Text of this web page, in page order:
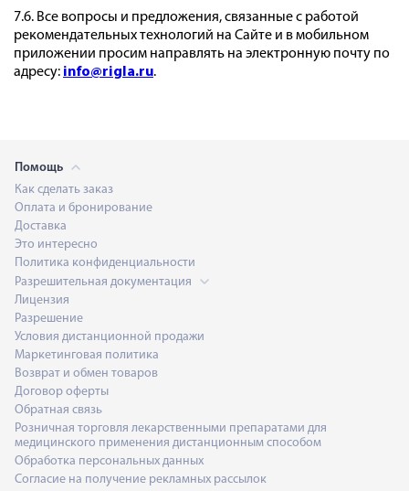
7.6. Все вопросы и предложения, связанные с работой
рекомендательных технологий на Сайте и в мобильном
приложении просим направлять на электронную почту по
адресу: info@rigla.ru.
Помощь
Как сделать заказ
Оплата и бронирование
Доставка
Это интересно
Политика конфиденциальности
Разрешительная документация
Лицензия
Разрешение
Условия дистанционной продажи
Маркетинговая политика
Возврат и обмен товаров
Договор оферты
Обратная связь
Розничная торговля лекарственными препаратами для
медицинского применения дистанционным способом
Обработка персональных данных
Согласие на получение рекламных рассылок